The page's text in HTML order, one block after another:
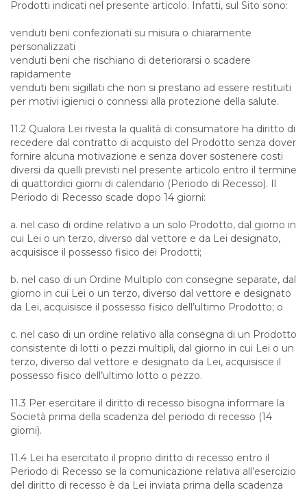
Prodotti indicati nel presente articolo. Infatti, sul Sito sono:
venduti beni confezionati su misura o chiaramente
personalizzati
venduti beni che rischiano di deteriorarsi o scadere
rapidamente
venduti beni sigillati che non si prestano ad essere restituiti
per motivi igienici o connessi alla protezione della salute.
11.2 Qualora Lei rivesta la qualità di consumatore ha diritto di
recedere dal contratto di acquisto del Prodotto senza dover
fornire alcuna motivazione e senza dover sostenere costi
diversi da quelli previsti nel presente articolo entro il termine
di quattordici giorni di calendario (Periodo di Recesso). Il
Periodo di Recesso scade dopo 14 giorni:
a. nel caso di ordine relativo a un solo Prodotto, dal giorno in
cui Lei o un terzo, diverso dal vettore e da Lei designato,
acquisisce il possesso fisico dei Prodotti;
b. nel caso di un Ordine Multiplo con consegne separate, dal
giorno in cui Lei o un terzo, diverso dal vettore e designato
da Lei, acquisisce il possesso fisico dell’ultimo Prodotto; o
c. nel caso di un ordine relativo alla consegna di un Prodotto
consistente di lotti o pezzi multipli, dal giorno in cui Lei o un
terzo, diverso dal vettore e designato da Lei, acquisisce il
possesso fisico dell’ultimo lotto o pezzo.
11.3 Per esercitare il diritto di recesso bisogna informare la
Società prima della scadenza del periodo di recesso (14
giorni).
11.4 Lei ha esercitato il proprio diritto di recesso entro il
Periodo di Recesso se la comunicazione relativa all’esercizio
del diritto di recesso è da Lei inviata prima della scadenza